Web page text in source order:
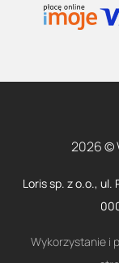
2026 ©
Loris sp. z o.o., ul.
Wykorzystanie i